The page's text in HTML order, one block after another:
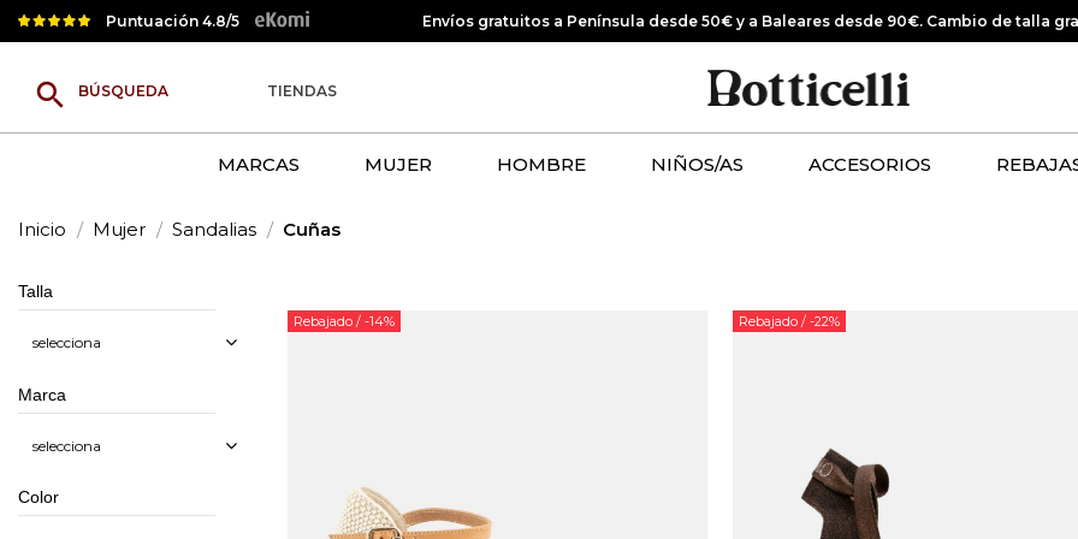
Puntuación 4.8/5 Envíos gratuitos a Península desde 50€ y a Baleares desde 90€. Cambio de talla
search TIENDAS
MARCAS MUJER HOMBRE NIÑOS/AS ACCESORIOS
Inicio Mujer Sandalias Cuñas
Rebajado / -14% Rebajado / -22%
Talla
selecciona
Marca
selecciona
Color